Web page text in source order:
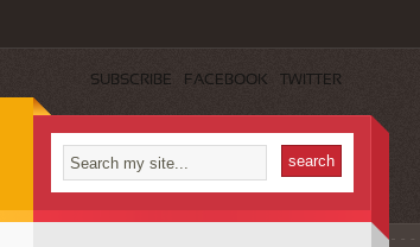
SUBSCRIBE FACEBOOK TWITTER